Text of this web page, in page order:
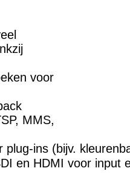
voor
MMS,
plug-ins (bijv.
en HDMI voor input